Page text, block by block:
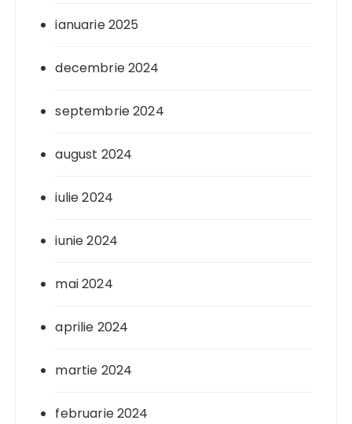
ianuarie 2025
decembrie 2024
septembrie 2024
august 2024
iulie 2024
iunie 2024
mai 2024
aprilie 2024
martie 2024
februarie 2024